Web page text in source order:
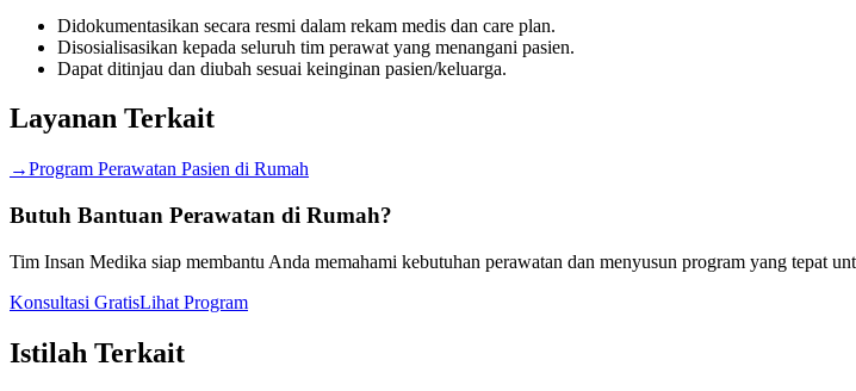
Didokumentasikan secara resmi dalam rekam medis dan care plan.
Disosialisasikan kepada seluruh tim perawat yang menangani pasien.
Dapat ditinjau dan diubah sesuai keinginan pasien/keluarga.
Layanan Terkait
→Program Perawatan Pasien di Rumah
Butuh Bantuan Perawatan di Rumah?
Tim Insan Medika siap membantu Anda memahami kebutuhan perawatan dan menyusun program yang tepat
Konsultasi GratisLihat Program
Istilah Terkait